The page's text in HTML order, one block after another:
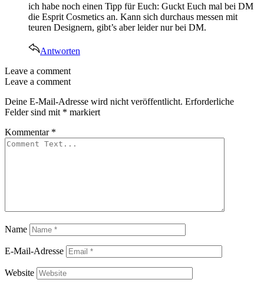
ich habe noch einen Tipp für Euch: Guckt Euch mal bei DM
die Esprit Cosmetics an. Kann sich durchaus messen mit
teuren Designern, gibt’s aber leider nur bei DM.
Antworten
Leave a comment
Leave a comment
Deine E-Mail-Adresse wird nicht veröffentlicht. Erforderliche
Felder sind mit * markiert
Kommentar *
Name
E-Mail-Adresse
Website